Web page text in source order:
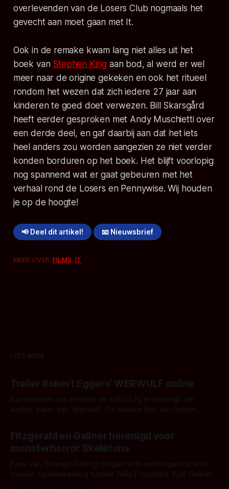
overlevenden van de Losers Club nogmaals het
gevecht aan moet gaan met It.
Ook in de remake kwam lang niet alles uit het
boek van Stephen King aan bod, al werd er wel
meer naar de origine gekeken en ook het ritueel
rondom het wezen dat zich iedere 27 jaar aan
kinderen te goed doet verwezen. Bill Skarsgård
heeft eerder gesproken met Andy Muschietti over
een derde deel, en gaf daarbij aan dat het iets
heel anders zou worden aangezien ze niet verder
konden borduren op het boek. Het blijft voorlopig
nog spannend wat er gaat gebeuren met het
verhaal rond de Losers en Pennywise. Wij houden
je op de hoogte!
📢 Deel dit artikel! 📧 Nieuwsbrief
MEER OVER:FILMS,IT
LEES MEER
Trailer Robert Eggers' WERWULF online
Na maanden van teasers en stills is hij er eindelijk: de
eerste trailer van 'Werwulf'. De nieuwe film van Robert
kille stijl vol folklore en mythe. Het topic deze keer is (kon
het het al raden?)... de weerwolf. Kijk je mee?
Fitzgerald en Gallner herenigd voor
monsterhorror Skeletons
Fans van 'Strange Darling' mogen zich verheugen op een
nieuwe samenwerking tussen Willa Fitzgerald, Kyle Gallner